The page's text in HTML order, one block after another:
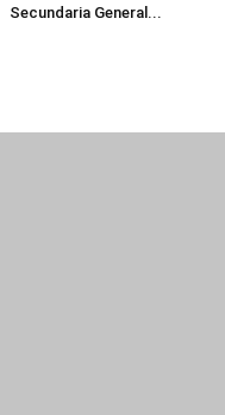
Secundaria General...